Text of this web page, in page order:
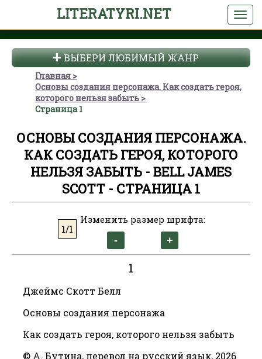
LITERATYRI.NET
ВЫБЕРИ ЛЮБИМЫЙ ЖАНР
Главная
Основы создания персонажа. Как создать героя,
которого нельзя забыть
Страница 1
ОСНОВЫ СОЗДАНИЯ ПЕРСОНАЖА.
КАК СОЗДАТЬ ГЕРОЯ, КОТОРОГО
НЕЛЬЗЯ ЗАБЫТЬ - BELL JAMES
SCOTT - СТРАНИЦА 1
1/1
Изменить размер шрифта:
1
Джеймс Скотт Белл
Основы создания персонажа
Как создать героя, которого нельзя забыть
© А. Бутина, перевод на русский язык, 2026